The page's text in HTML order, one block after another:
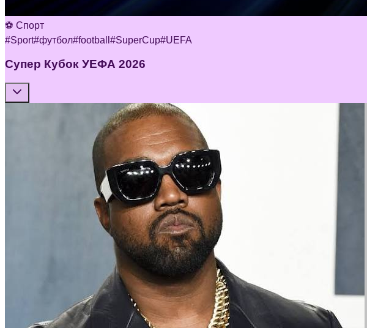
⚽ Спорт
#Sport#футбол#football #SuperCup#UEFA
Супер Кубок УЕФА 2026